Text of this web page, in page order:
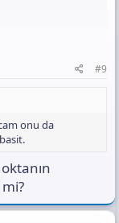
#9
onu da